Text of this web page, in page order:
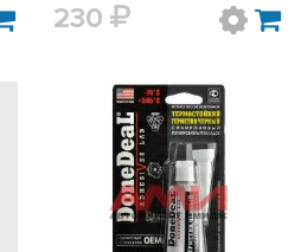
230
БЫСТРЫЙ ПРОСМОТР